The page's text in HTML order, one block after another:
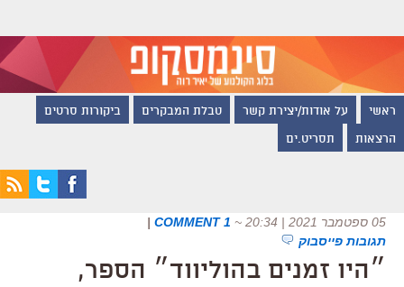
ראשי על אודות/יצירת קשר טבלת המבקרים ביקורות סרטים
הרצאות תסריט.ים
05 ספטמבר 2021 | 20:34 ~
1 COMMENT
|
תגובות פייסבוק
״היו זמנים בהוליווד״ הספר,